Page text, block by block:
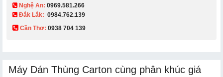
Nghệ An: 0969.581.266
Đắk Lắk: 0984.762.139
Cần Thơ: 0938 704 139​
Máy Dán Thùng Carton cùng phân khúc giá